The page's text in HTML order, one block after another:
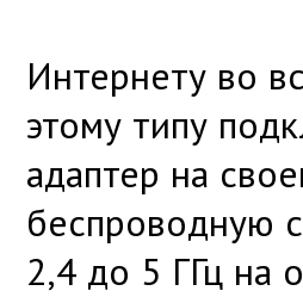
Интернету во
этому типу
адаптер на
беспроводную
2,4 до 5 ГГц на